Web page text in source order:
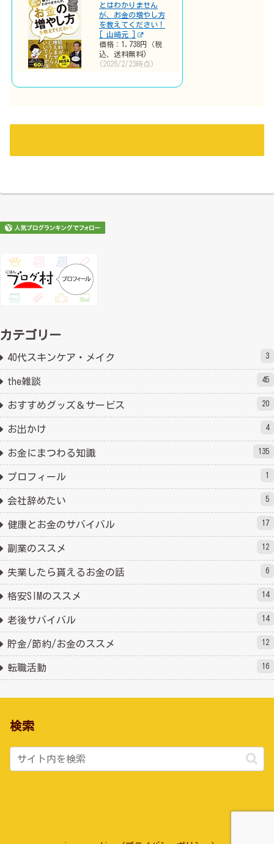
とはわかりません
が、お金の増やし方
を教えてください！
[ 山崎元 ]
価格：1,738円（税
込、送料無料)
(2026/2/23時点)
カテゴリー
40代スキンケア・メイク 3
the雑談 45
おすすめグッズ＆サービス 20
お出かけ 4
お金にまつわる知識 135
プロフィール 1
会社辞めたい 5
健康とお金のサバイバル 17
副業のススメ 12
失業したら貰えるお金の話 6
格安SIMのススメ 14
老後サバイバル 14
貯金/節約/お金のススメ 12
転職活動 16
検索